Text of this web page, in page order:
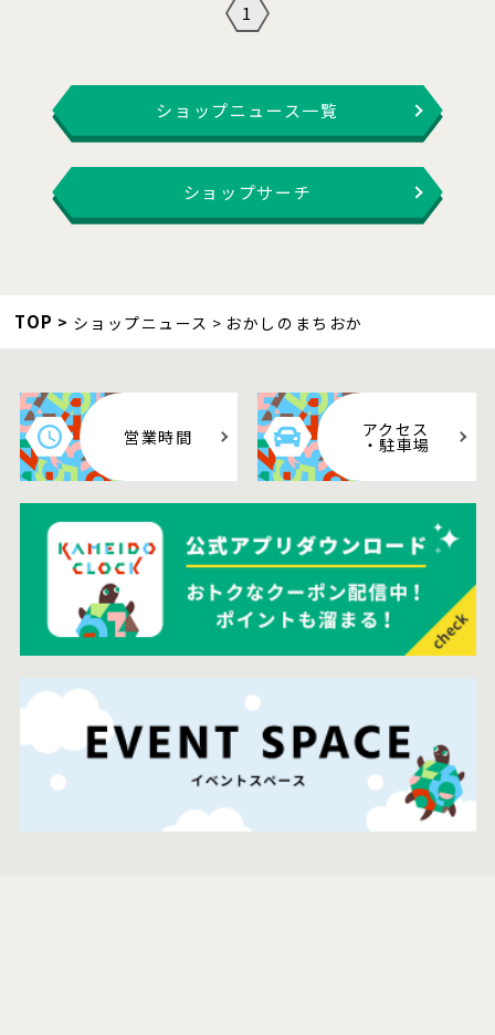
1
ショップニュース一覧
ショップサーチ
TOP ショップニュース おかしのまちおか
営業時間 アクセス
・駐車場